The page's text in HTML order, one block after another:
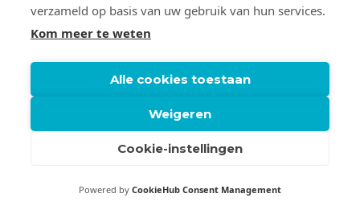
OVER CLAUDIA DE GRAAUW
persoonlijk; ieder onderzoek vraagt tenslotte om
maatwerk. Samen met de klant formuleert ze doelen, die
ze vervolgens ook realiseert. Daarbij is ze volkomen
transparant en deelt ze graag haar kennis en ervaring.
verzameld op basis van uw gebruik van hun services.
Kom meer te weten
Alle cookies toestaan
Weigeren
Cookie-instellingen
Powered by CookieHub Consent Management